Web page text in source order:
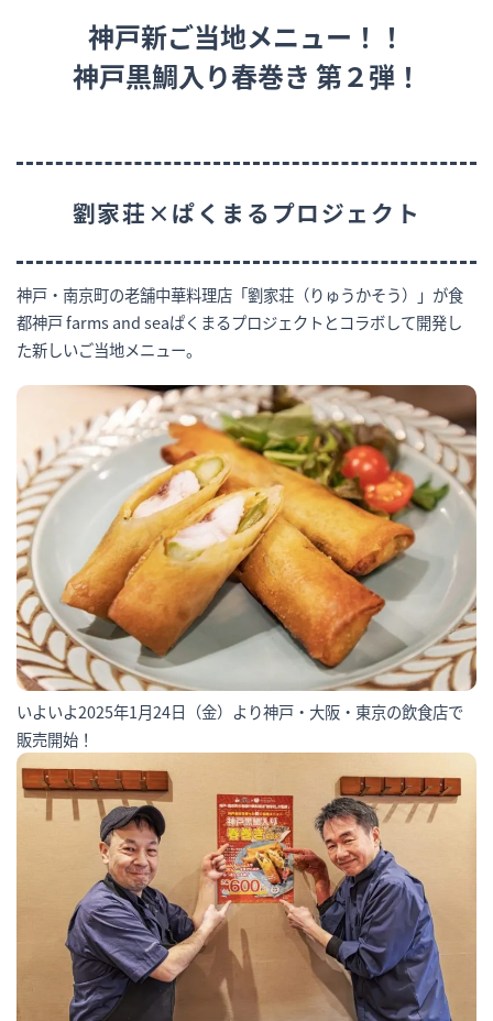
神戸新ご当地メニュー！！
神戸黒鯛入り春巻き 第２弾！
劉家荘×ぱくまるプロジェクト
神戸・南京町の老舗中華料理店「劉家荘（りゅうかそう）」が食
都神戸 farms and seaぱくまるプロジェクトとコラボして開発し
た新しいご当地メニュー。
いよいよ2025年1月24日（金）より神戸・大阪・東京の飲食店で
販売開始！